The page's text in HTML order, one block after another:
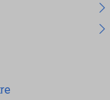
en cliquant